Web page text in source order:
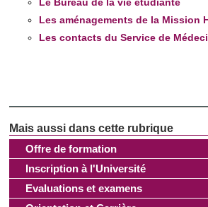
ont collectées lors de votre utilisation
Offre de formation
Inscription à l'Université
Evaluations et examens
Le Bureau de la vie étudiante
Les aménagements de la Mission
Les contacts du Service de